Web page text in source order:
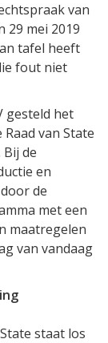
van
29 mei 2019
tafel heeft
fout niet
gesteld het
van State
de
en
de
met een
maatregelen
van vandaag
staat los